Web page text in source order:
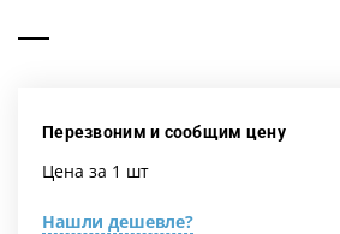
Перезвоним и сообщим цену
Нашли дешевле?
Цена за 1 шт